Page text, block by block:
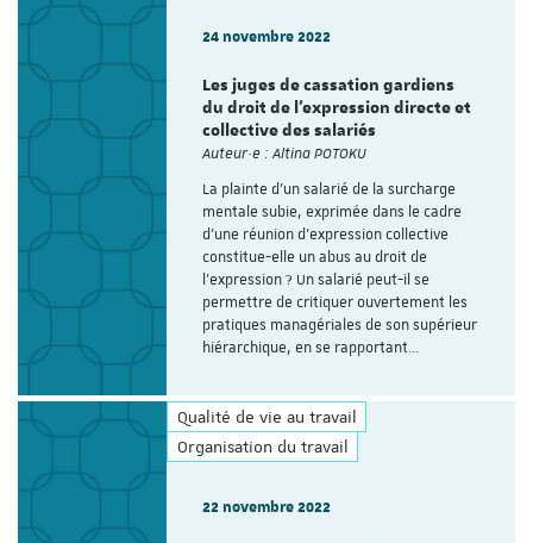
24 novembre 2022
Les juges de cassation gardiens
du droit de l'expression directe et
collective des salariés
Auteur·e : Altina POTOKU
La plainte d’un salarié de la surcharge
mentale subie, exprimée dans le cadre
d’une réunion d’expression collective
constitue-elle un abus au droit de
l’expression ? Un salarié peut-il se
permettre de critiquer ouvertement les
pratiques managériales de son supérieur
hiérarchique, en se rapportant…
Qualité de vie au travail
Organisation du travail
22 novembre 2022